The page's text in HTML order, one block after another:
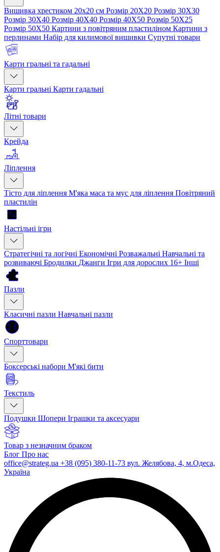
Вишивка хрестиком 20х20 см Розмір 20Х20 Розмір 30Х30
Розмір 30Х40 Розмір 40Х40 Розмір 40Х50 Розмір 50Х25
Розмір 50Х50 Картини з повітряним пластиліном Картини з
перлинами Набір для килимової вишивки Супутні товари
Карти гральні та гадальні
Карти гральні Карти гадальні
Літні товари
Крейда
Ліплення
Тісто для ліплення М'яка маса та мус для ліплення Повітряний
пластилін
Настільні ігри
Стратегічні та логічні Економічні Розважальні Навчальні та
розвиваючі Бродилки Джанги Ігри для дорослих 16+ Інші
Пазли
Класичні пазли Навчальні пазли
Спорттовари
Боксерські набори М'які бити
Текстиль
Подушки Шопери Іграшки та аксесуари
Товар з незначним браком
Блог Про нас
office@strateg.ua +38 (095) 380-11-73 вул. Желябова, 4, м.Одеса,
Україна